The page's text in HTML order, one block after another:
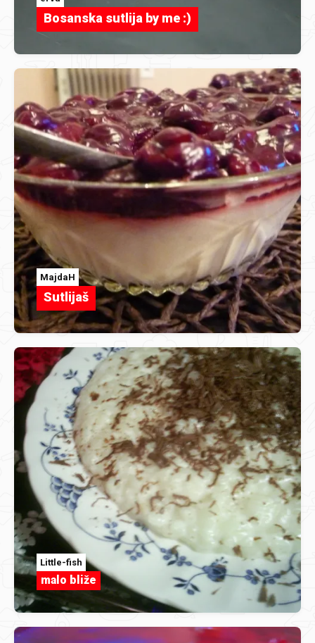
Bosanska sutlija by me :)
MajdaH
Sutlijaš
Little-fish
malo bliže